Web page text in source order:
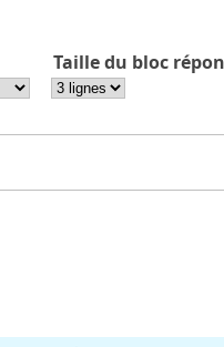
Taille du bloc